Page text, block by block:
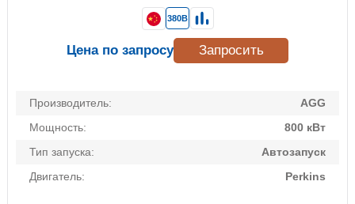
Производитель:
AGG
Мощность:
800 кВт
Тип запуска:
Автозапуск
Двигатель:
Perkins
380В
Цена по запросу Запросить